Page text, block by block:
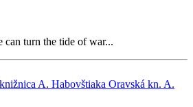
can turn the tide of war...
A. Habovštiaka Oravská kn. A.